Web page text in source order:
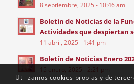
8 septiembre, 2025 - 10:46 am
Boletín de Noticias de la
Actividades que despiertan
11 abril, 2025 - 1:41 pm
Boletín de Noticias Enero
15 enero, 2025 - 2:21 pm
Utilizamos cookies propias y de